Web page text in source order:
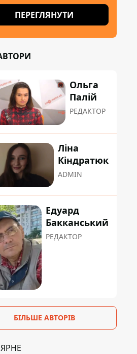
ПЕРЕГЛЯНУТИ
Ольга
Палій
РЕДАКТОР
Ліна
Кіндратюк
ADMIN
Едуард
Бакканський
РЕДАКТОР
БІЛЬШЕ АВТОРІВ